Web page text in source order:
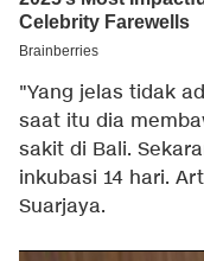
"Yang jelas tidak
saat itu dia
sakit di Bali.
inkubasi 14 hari.
Suarjaya.